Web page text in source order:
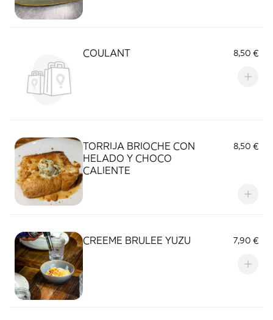
COULANT 8,50 €
TORRIJA BRIOCHE CON
HELADO Y CHOCO
CALIENTE
8,50 €
CREEME BRULEE YUZU 7,90 €